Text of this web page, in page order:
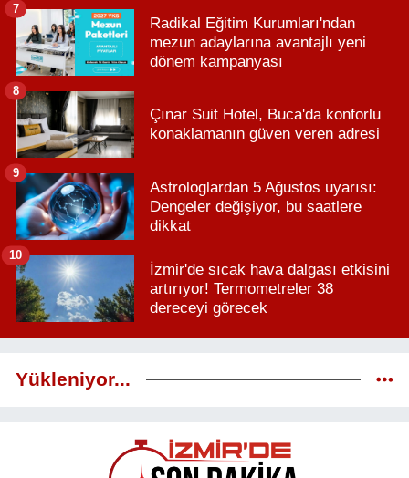
Radikal Eğitim Kurumları'ndan
mezun adaylarına avantajlı yeni
dönem kampanyası
7
Çınar Suit Hotel, Buca'da konforlu
konaklamanın güven veren adresi
8
Astrologlardan 5 Ağustos uyarısı:
Dengeler değişiyor, bu saatlere
dikkat
9
İzmir'de sıcak hava dalgası etkisini
artırıyor! Termometreler 38
dereceyi görecek
10
Yükleniyor...